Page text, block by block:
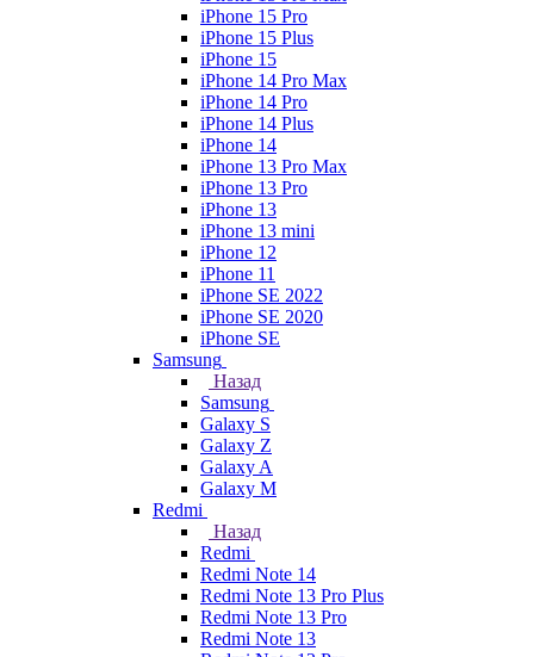
iPhone 15 Pro
iPhone 15 Plus
iPhone 15
iPhone 14 Pro Max
iPhone 14 Pro
iPhone 14 Plus
iPhone 14
iPhone 13 Pro Max
iPhone 13 Pro
iPhone 13
iPhone 13 mini
iPhone 12
iPhone 11
iPhone SE 2022
iPhone SE 2020
iPhone SE
Samsung
Назад
Samsung
Galaxy S
Galaxy Z
Galaxy A
Galaxy M
Redmi
Назад
Redmi
Redmi Note 14
Redmi Note 13 Pro Plus
Redmi Note 13 Pro
Redmi Note 13